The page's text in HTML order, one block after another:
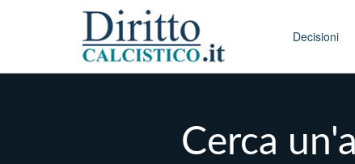
Main menu Decisioni
Cerca